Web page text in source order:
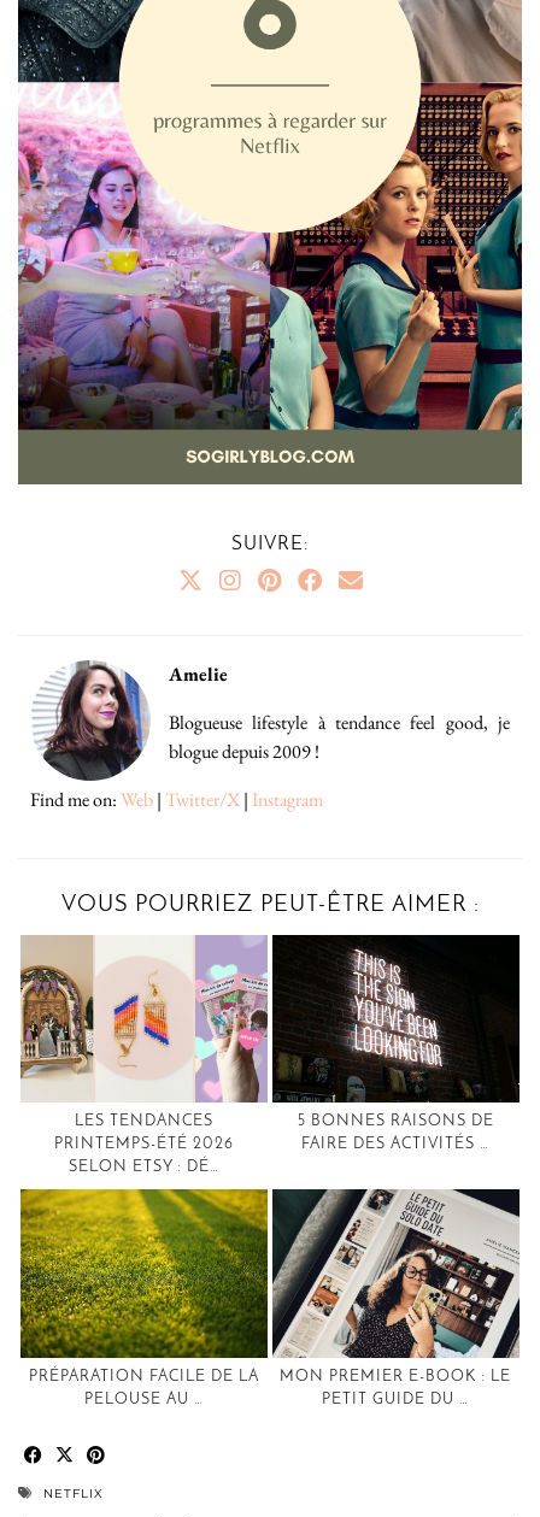
SUIVRE:
Amelie
Blogueuse lifestyle à tendance feel good, je
blogue depuis 2009 !
Find me on:Web|Twitter/X| Instagram
VOUS POURRIEZ PEUT-ÊTRE AIMER :
LES TENDANCES
PRINTEMPS-ÉTÉ 2026
SELON ETSY : DÉ…
5 BONNES RAISONS DE
FAIRE DES ACTIVITÉS …
PRÉPARATION FACILE DE LA
PELOUSE AU …
MON PREMIER E-BOOK : LE
PETIT GUIDE DU …
NETFLIX